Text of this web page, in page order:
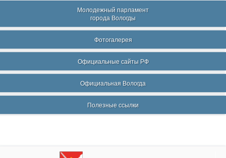
Молодежный парламент
города Вологды
Фотогалерея
Официальные сайты РФ
Официальная Вологда
Полезные ссылки